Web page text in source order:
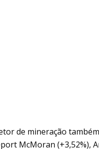
de mineração
McMoran (+3,52%),